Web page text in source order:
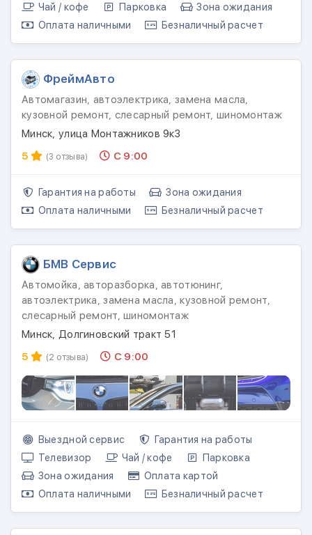
Чай / кофе
Парковка
Зона ожидания
Оплата наличными
Безналичный расчет
ФреймАвто
Автомагазин, автоэлектрика, замена масла,
кузовной ремонт, слесарный ремонт, шиномонтаж
Минск, улица Монтажников 9к3
5
(3 отзыва) С 9:00
Гарантия на работы
Зона ожидания
Оплата наличными
Безналичный расчет
БМВ Сервис
Автомойка, авторазборка, автотюнинг,
автоэлектрика, замена масла, кузовной ремонт,
слесарный ремонт, шиномонтаж
Минск, Долгиновский тракт 51
5
(2 отзыва) С 9:00
Выездной сервис
Гарантия на работы
Телевизор
Чай / кофе
Парковка
Зона ожидания
Оплата картой
Оплата наличными
Безналичный расчет